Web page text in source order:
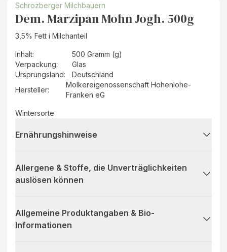
Schrozberger Milchbauern
Dem. Marzipan Mohn Jogh. 500g
3,5% Fett i Milchanteil
Inhalt:
500 Gramm (g)
Verpackung:
Glas
Ursprungsland:
Deutschland
Hersteller:
Molkereigenossenschaft Hohenlohe-
Franken eG
Wintersorte
Ernährungshinweise
Allergene & Stoffe, die Unverträglichkeiten
auslösen können
Allgemeine Produktangaben & Bio-
Informationen